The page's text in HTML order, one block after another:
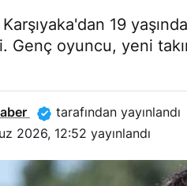
19
Genç oyuncu, yeni
tarafından yayınlandı
2026, 12:52 yayınlandı